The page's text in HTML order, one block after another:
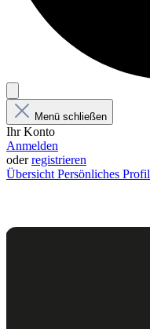
Menü schließen
Ihr Konto
Anmelden
oderregistrieren
Übersicht Persönliches Profil